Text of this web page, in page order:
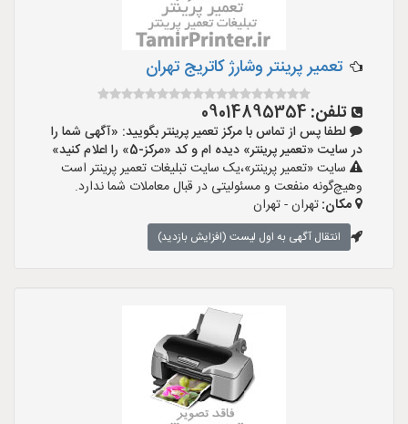
تعمیر پرینتر وشارژ کاتریج تهران
تلفن: 09014895354
لطفا پس از تماس با مرکز تعمیر پرینتر بگویید: «آگهی شما را
در سایت «تعمیر پرینتر» دیده ام و کد «مرکز-5» را اعلام کنید»
سایت «تعمیر پرینتر»،یک سایت تبلیغات تعمیر پرینتر است
وهیچ‌گونه منفعت و مسئولیتی در قبال معاملات شما ندارد.
مکان:تهران - تهران
انتقال آگهی به اول لیست (افزایش بازدید)